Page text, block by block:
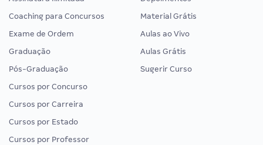
Coaching para Concursos
Exame de Ordem
Graduação
Pós-Graduação
Cursos por Concurso
Cursos por Carreira
Cursos por Estado
Cursos por Professor
Material Grátis
Aulas ao Vivo
Aulas Grátis
Sugerir Curso